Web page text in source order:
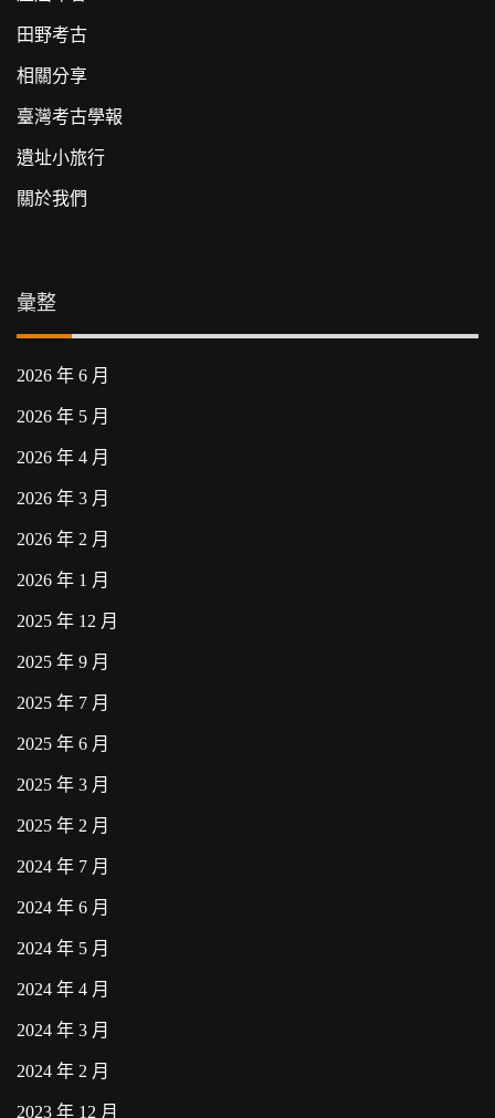
田野考古
相關分享
臺灣考古學報
遺址小旅行
關於我們
彙整
2026 年 6 月
2026 年 5 月
2026 年 4 月
2026 年 3 月
2026 年 2 月
2026 年 1 月
2025 年 12 月
2025 年 9 月
2025 年 7 月
2025 年 6 月
2025 年 3 月
2025 年 2 月
2024 年 7 月
2024 年 6 月
2024 年 5 月
2024 年 4 月
2024 年 3 月
2024 年 2 月
2023 年 12 月